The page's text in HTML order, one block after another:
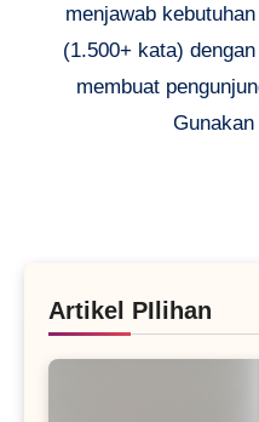
menjawab
(1.500+ kata)
membuat
Artikel PIlihan